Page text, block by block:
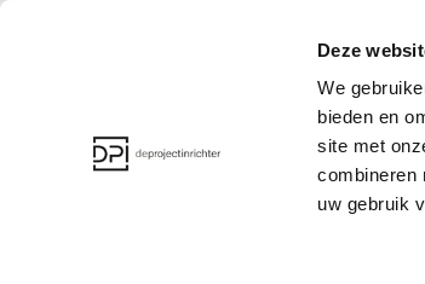
Deze
We
bieden en
site met
combineren
uw gebruik